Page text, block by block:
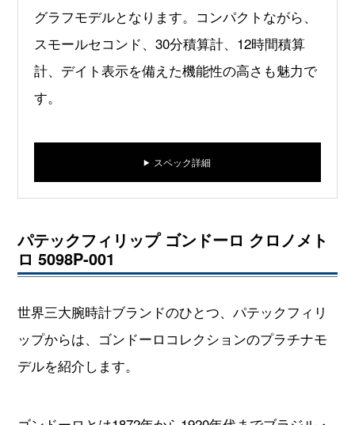
グラフモデルとなります。コンパクトながら、
スモールセコンド、30分積算計、12時間積算
計、デイト表示を備えた機能性の高さも魅力で
す。
スペック詳細
パテックフィリップ ゴンドーロ クロノメト
ロ 5098P-001
世界三大腕時計ブランドのひとつ、パテックフィリ
ップからは、ゴンドーロコレクションのプラチナモ
デルを紹介します。